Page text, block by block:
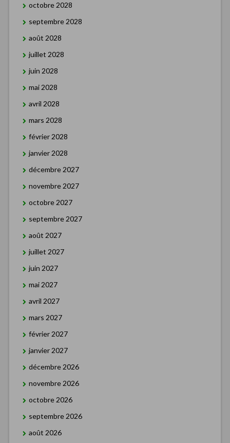
octobre 2028
septembre 2028
août 2028
juillet 2028
juin 2028
mai 2028
avril 2028
mars 2028
février 2028
janvier 2028
décembre 2027
novembre 2027
octobre 2027
septembre 2027
août 2027
juillet 2027
juin 2027
mai 2027
avril 2027
mars 2027
février 2027
janvier 2027
décembre 2026
novembre 2026
octobre 2026
septembre 2026
août 2026